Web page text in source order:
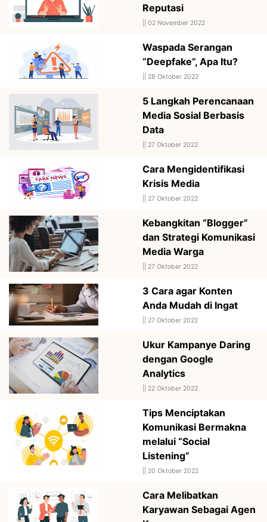
Reputasi
02 November 2022
Waspada Serangan
“Deepfake”, Apa Itu?
28 Oktober 2022
5 Langkah Perencanaan
Media Sosial Berbasis
Data
27 Oktober 2022
Cara Mengidentifikasi
Krisis Media
27 Oktober 2022
Kebangkitan “Blogger”
dan Strategi Komunikasi
Media Warga
27 Oktober 2022
3 Cara agar Konten
Anda Mudah di Ingat
27 Oktober 2022
Ukur Kampanye Daring
dengan Google
Analytics
22 Oktober 2022
Tips Menciptakan
Komunikasi Bermakna
melalui “Social
Listening”
20 Oktober 2022
Cara Melibatkan
Karyawan Sebagai Agen